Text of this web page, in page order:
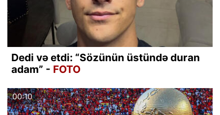
Dedi və etdi: “Sözünün üstündə duran
adam” - FOTO
00:10